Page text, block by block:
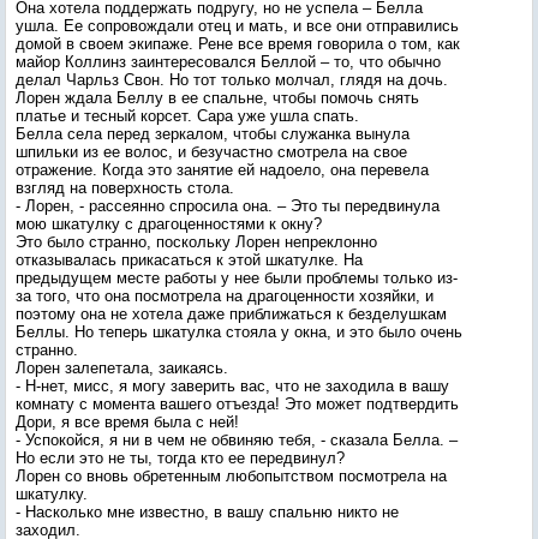
Она хотела поддержать подругу, но не успела – Белла
ушла. Ее сопровождали отец и мать, и все они отправились
домой в своем экипаже. Рене все время говорила о том, как
майор Коллинз заинтересовался Беллой – то, что обычно
делал Чарльз Свон. Но тот только молчал, глядя на дочь.
Лорен ждала Беллу в ее спальне, чтобы помочь снять
платье и тесный корсет. Сара уже ушла спать.
Белла села перед зеркалом, чтобы служанка вынула
шпильки из ее волос, и безучастно смотрела на свое
отражение. Когда это занятие ей надоело, она перевела
взгляд на поверхность стола.
- Лорен, - рассеянно спросила она. – Это ты передвинула
мою шкатулку с драгоценностями к окну?
Это было странно, поскольку Лорен непреклонно
отказывалась прикасаться к этой шкатулке. На
предыдущем месте работы у нее были проблемы только из-
за того, что она посмотрела на драгоценности хозяйки, и
поэтому она не хотела даже приближаться к безделушкам
Беллы. Но теперь шкатулка стояла у окна, и это было очень
странно.
Лорен залепетала, заикаясь.
- Н-нет, мисс, я могу заверить вас, что не заходила в вашу
комнату с момента вашего отъезда! Это может подтвердить
Дори, я все время была с ней!
- Успокойся, я ни в чем не обвиняю тебя, - сказала Белла. –
Но если это не ты, тогда кто ее передвинул?
Лорен со вновь обретенным любопытством посмотрела на
шкатулку.
- Насколько мне известно, в вашу спальню никто не
заходил.